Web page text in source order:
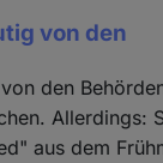
von den
den
Allerdings:
aus dem